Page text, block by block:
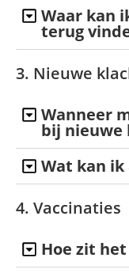
Waar kan
terug
3. Nieuwe
Wanneer
bij nieuwe
Wat kan ik
4. Vaccinaties
Hoe zit